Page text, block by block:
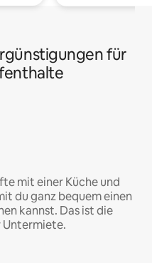
für
mit einer Küche und
du ganz bequem einen
kannst. Das ist die